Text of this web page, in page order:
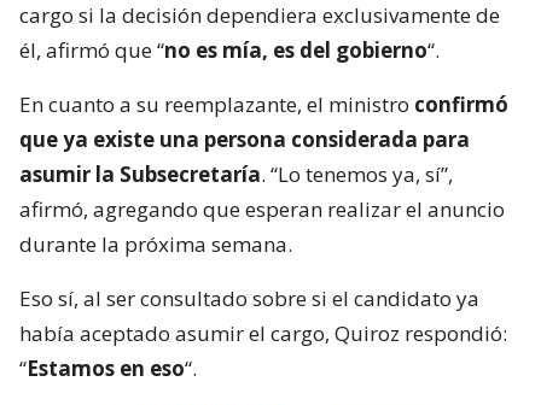
cargo si la decisión dependiera exclusivamente de
él, afirmó que “no es mía, es del gobierno“.
En cuanto a su reemplazante, el ministro confirmó
que ya existe una persona considerada para
asumir la Subsecretaría. “Lo tenemos ya, sí”,
afirmó, agregando que esperan realizar el anuncio
durante la próxima semana.
Eso sí, al ser consultado sobre si el candidato ya
había aceptado asumir el cargo, Quiroz respondió:
“Estamos en eso“.